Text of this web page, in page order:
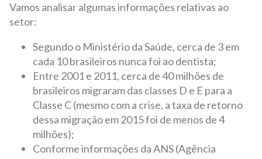
Vamos analisar algumas informações relativas ao
setor:
Segundo o Ministério da Saúde, cerca de 3 em
cada 10 brasileiros nunca foi ao dentista;
Entre 2001 e 2011, cerca de 40 milhões de
brasileiros migraram das classes D e E para a
Classe C (mesmo com a crise, a taxa de retorno
dessa migração em 2015 foi de menos de 4
milhões);
Conforme informações da ANS (Agência